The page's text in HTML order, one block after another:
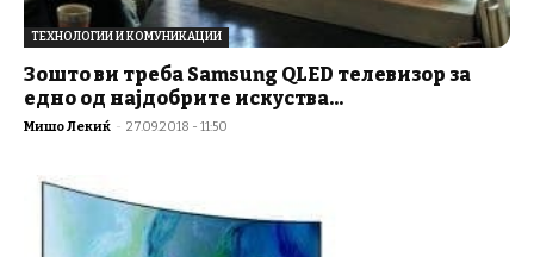
ТЕХНОЛОГИИ И КОМУНИКАЦИИ
Зошто ви треба Samsung QLED телевизор за
едно од најдобрите искуства...
Мишо Лекиќ - 27.09.2018 - 11:50